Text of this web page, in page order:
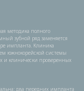
методика полного
зубной ряд заменяется
импланта. Клиника
южнокорейской системы
и клинически проверенных
два передних импланта